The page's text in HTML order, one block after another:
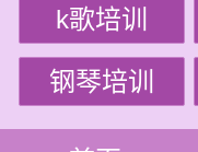
k歌培训
钢琴培训